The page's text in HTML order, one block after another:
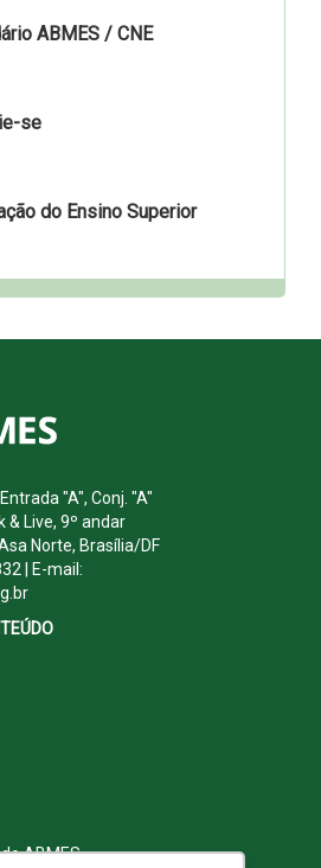
ABMES / CNE
se
do Ensino Superior
"A", Conj. "A"
& Live, 9º andar
Norte, Brasília/DF
| E-mail:
ABMES